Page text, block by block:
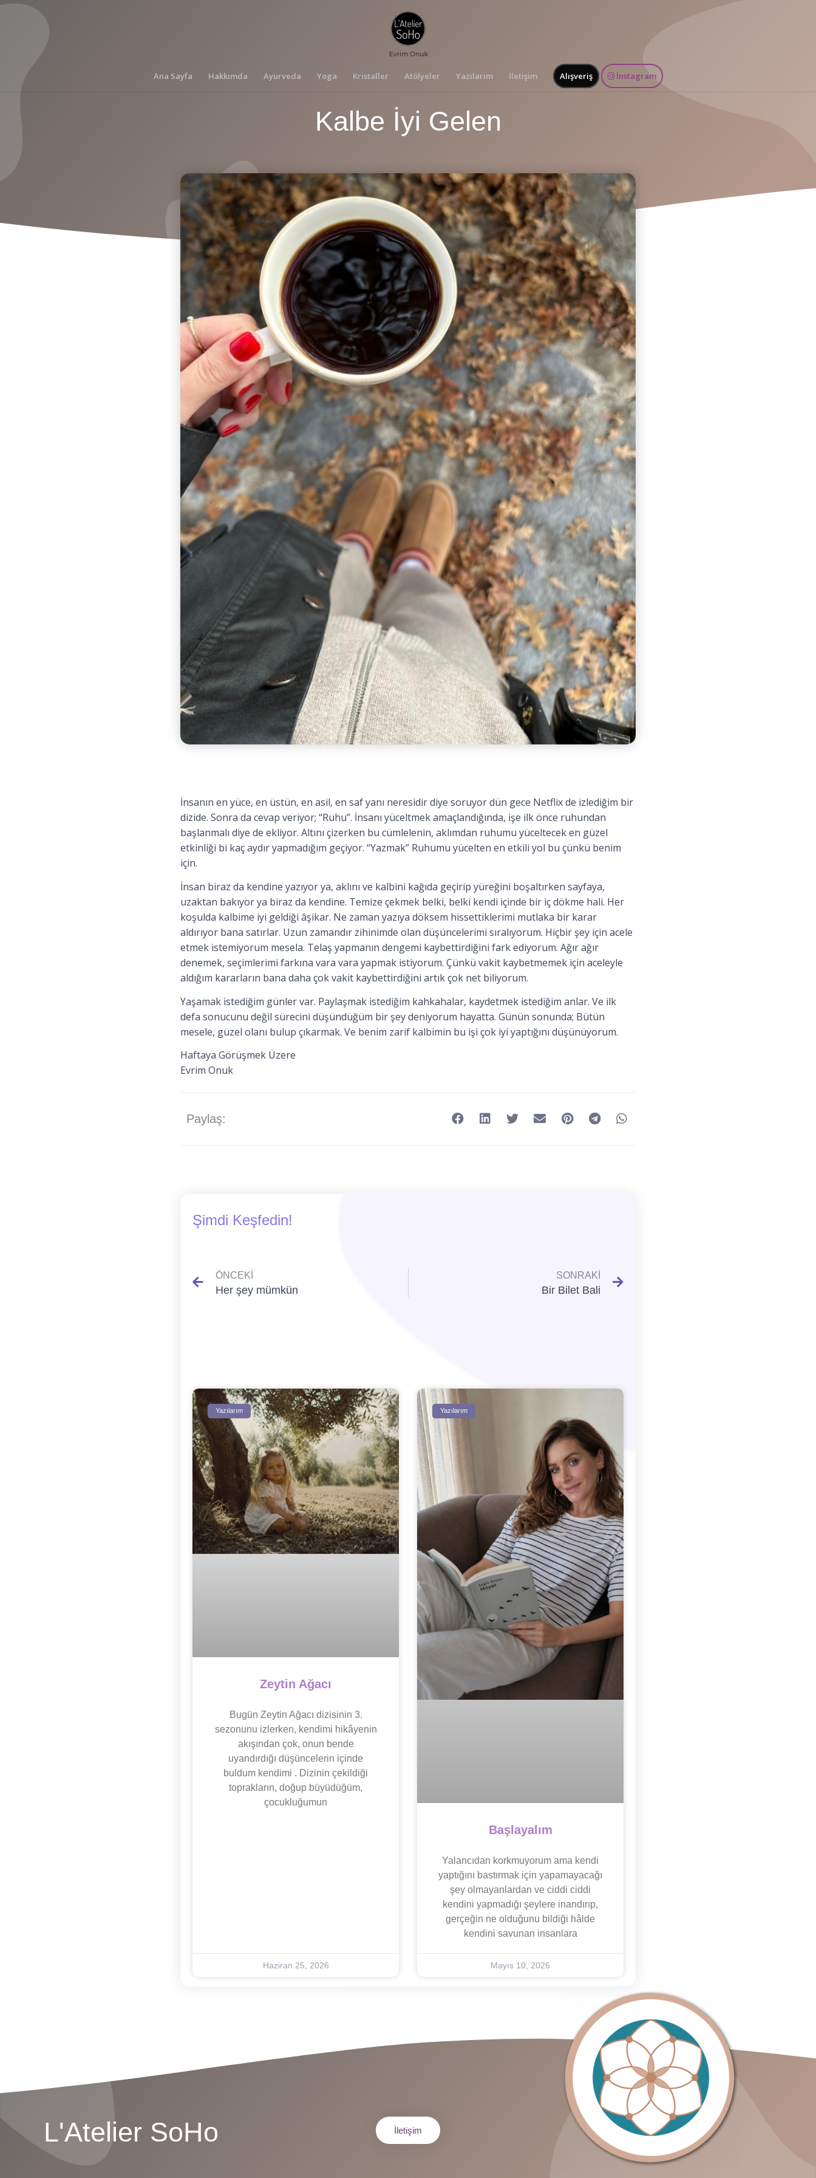
Ana Sayfa Hakkımda Ayurveda Yoga Kristaller Atölyeler Yazılarım İletişim Alışveriş İnstagram
Kalbe İyi Gelen
İnsanın en yüce, en üstün, en asil, en saf yanı neresidir diye soruyor dün gece Netflix de izlediğim bir
dizide. Sonra da cevap veriyor; “Ruhu”. İnsanı yüceltmek amaçlandığında, işe ilk önce ruhundan
başlanmalı diye de ekliyor. Altını çizerken bu cümlelenin, aklımdan ruhumu yüceltecek en güzel
etkinliği bi kaç aydır yapmadığım geçiyor. “Yazmak” Ruhumu yücelten en etkili yol bu çünkü benim
için.
İnsan biraz da kendine yazıyor ya, aklını ve kalbini kağıda geçirip yüreğini boşaltırken sayfaya,
uzaktan bakıyor ya biraz da kendine. Temize çekmek belki, belki kendi içinde bir iç dökme hali. Her
koşulda kalbime iyi geldiği âşikar. Ne zaman yazıya döksem hissettiklerimi mutlaka bir karar
aldırıyor bana satırlar. Uzun zamandır zihinimde olan düşüncelerimi sıralıyorum. Hiçbir şey için acele
etmek istemiyorum mesela. Telaş yapmanın dengemi kaybettirdiğini fark ediyorum. Ağır ağır
denemek, seçimlerimi farkına vara vara yapmak istiyorum. Çünkü vakit kaybetmemek için aceleyle
aldığım kararların bana daha çok vakit kaybettirdiğini artık çok net biliyorum.
Yaşamak istediğim günler var. Paylaşmak istediğim kahkahalar, kaydetmek istediğim anlar. Ve ilk
defa sonucunu değil sürecini düşündüğüm bir şey deniyorum hayatta. Günün sonunda; Bütün
mesele, güzel olanı bulup çıkarmak. Ve benim zarif kalbimin bu işi çok iyi yaptığını düşünüyorum.
Haftaya Görüşmek Üzere
Evrim Onuk
Paylaş:
Şimdi Keşfedin!
ÖNCEKI
Her şey mümkün
SONRAKI
Bir Bilet Bali
Yazılarım
Zeytin Ağacı
Bugün Zeytin Ağacı dizisinin 3.
sezonunu izlerken, kendimi hikâyenin
akışından çok, onun bende
uyandırdığı düşüncelerin içinde
buldum kendimi . Dizinin çekildiği
toprakların, doğup büyüdüğüm,
çocukluğumun
Haziran 25, 2026
Yazılarım
Başlayalım
Yalancıdan korkmuyorum ama kendi
yaptığını bastırmak için yapamayacağı
şey olmayanlardan ve ciddi ciddi
kendini yapmadığı şeylere inandırıp,
gerçeğin ne olduğunu bildiği hâlde
kendini savunan insanlara
Mayıs 10, 2026
L'Atelier SoHo İletişim